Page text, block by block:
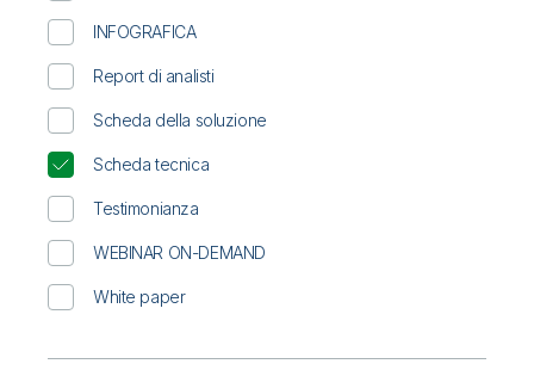
Documentazione di prodotto
Sedi nel mondo
Qlik
Talend
INFOGRAFICA
Report di analisti
Scheda della soluzione
Scheda tecnica
Testimonianza
WEBINAR ON-DEMAND
White paper